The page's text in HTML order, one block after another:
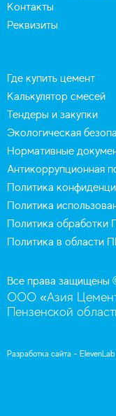
Контакты
Реквизиты
Где купить цемент
Калькулятор смесей
Тендеры и закупки
Экологическая
Нормативные
Антикоррупционная
Политика
Политика
Политика обработки
Политика в области
Все права защищены
ООО «Азия
Пензенской
Разработка сайта - ElevenLab